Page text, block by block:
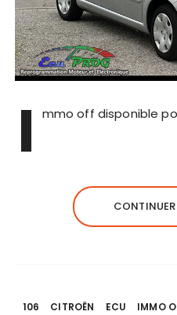
I mmo off disponible
CONTINUER
106 CITROËN ECU IMMO